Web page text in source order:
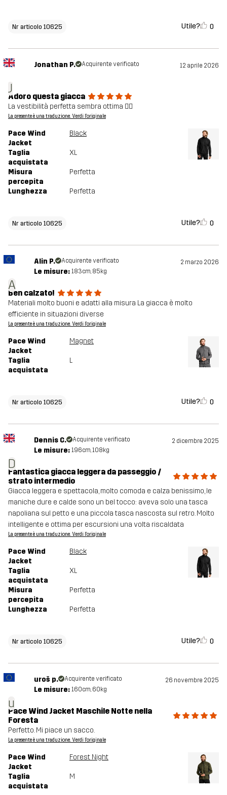
Nr articolo 10625 Utile? 0
J
Jonathan P. Acquirente verificato 12 aprile 2026
Adoro questa giacca
La vestibilità perfetta sembra ottima 👍🏻
La presente è una traduzione. Verdi l'originale
Pace Wind
Jacket
Black
Taglia
acquistata
XL
Misura
percepita
Perfetta
Lunghezza Perfetta
Nr articolo 10625 Utile? 0
A
Alin P. Acquirente verificato 2 marzo 2026
Le misure: 183cm, 85kg
Ben calzato!
Materiali molto buoni e adatti alla misura La giacca è molto
efficiente in situazioni diverse
La presente è una traduzione. Verdi l'originale
Pace Wind
Jacket
Magnet
Taglia
acquistata
L
Nr articolo 10625 Utile? 0
D
Dennis C. Acquirente verificato 2 dicembre 2025
Le misure: 196cm, 108kg
Fantastica giacca leggera da passeggio /
strato intermedio
Giacca leggera e spettacola, molto comoda e calza benissimo, le
maniche dure e calde sono un bel tocco: aveva solo una tasca
napoliana sul petto e una piccola tasca nascosta sul retro. Molto
intelligente e ottima per escursioni una volta riscaldata
La presente è una traduzione. Verdi l'originale
Pace Wind
Jacket
Black
Taglia
acquistata
XL
Misura
percepita
Perfetta
Lunghezza Perfetta
Nr articolo 10625 Utile? 0
u
uroš p. Acquirente verificato 26 novembre 2025
Le misure: 160cm, 60kg
Pace Wind Jacket Maschile Notte nella
Foresta
Perfetto. Mi piace un sacco.
La presente è una traduzione. Verdi l'originale
Pace Wind
Jacket
Forest Night
Taglia
acquistata
M